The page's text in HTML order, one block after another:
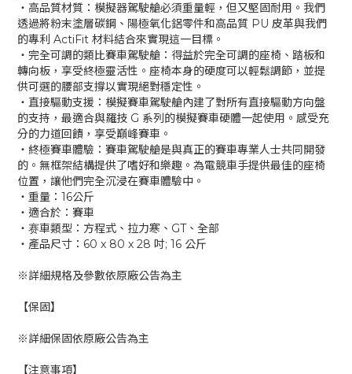
‧高品質材質：模擬器駕駛艙必須重量輕，但又堅固耐用。我們
透過將粉末塗層碳鋼、陽極氧化鋁零件和高品質 PU 皮革與我們
的專利 ActiFit 材料結合來實現這一目標。
‧完全可調的類比賽車駕駛艙：得益於完全可調的座椅、踏板和
轉向板，享受終極靈活性。座椅本身的硬度可以輕鬆調節，並提
供可選的腰部支撐以實現絕對穩定性。
‧直接驅動支援：模擬賽車駕駛艙內建了對所有直接驅動方向盤
的支持，最適合與羅技 G 系列的模擬賽車硬體一起使用。感受充
分的力道回饋，享受巔峰賽車。
‧終極賽車體驗：賽車駕駛艙是與真正的賽車專業人士共同開發
的。無框架結構提供了嗜好和樂趣。為電競車手提供最佳的座椅
位置，讓他們完全沉浸在賽車體驗中。
‧重量：16公斤
‧適合於：賽車
‧赛車類型：方程式、拉力寒、GT、全部
‧產品尺寸：60 x 80 x 28 吋; 16 公斤
※詳細規格及參數依原廠公告為主
【保固】
※詳細保固依原廠公告為主
【注意事項】